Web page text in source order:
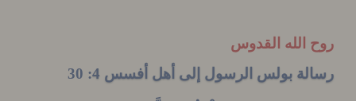
الله القدوس
بولس الرسول إلى أهل أفسس 4 : 30